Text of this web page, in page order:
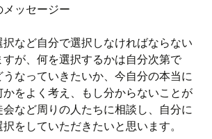
ッセージー
など自分で選択しなければならない
が、何を選択するかは自分次第で
なっていきたいか、今自分の本当に
をよく考え、もし分からないことが
など周りの人たちに相談し、自分に
をしていただきたいと思います。